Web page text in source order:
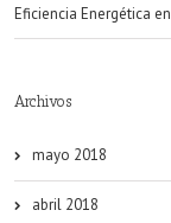
Eficiencia Energética en
Archivos
mayo 2018
abril 2018